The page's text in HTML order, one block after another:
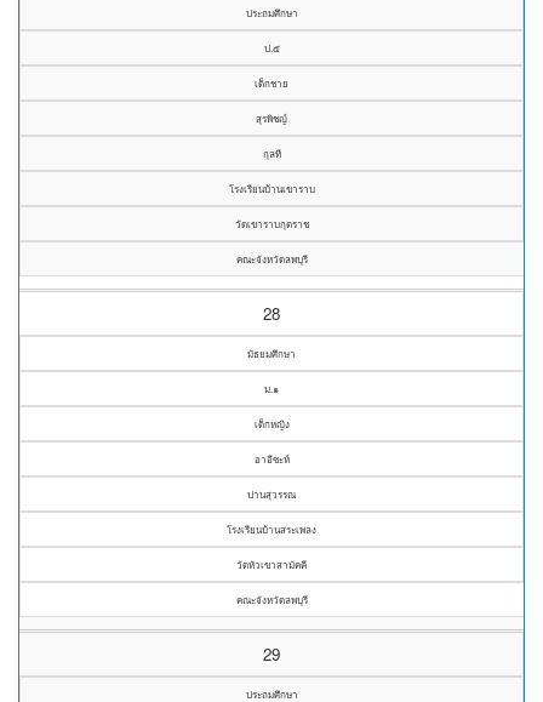
ประถมศึกษา
ป.๕
เด็กชาย
สุรพิชญ์
กุลที
โรงเรียนบ้านเขาราบ
วัดเขาราบกุตราช
คณะจังหวัดลพบุรี
28
มัธยมศึกษา
ม.๑
เด็กหญิง
อาอีซะห์
ปานสุวรรณ
โรงเรียนบ้านสระเพลง
วัดหัวเขาสามัคคี
คณะจังหวัดลพบุรี
29
ประถมศึกษา